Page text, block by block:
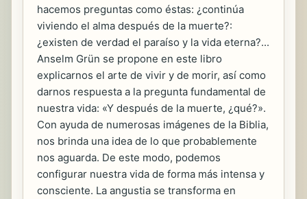
hacemos preguntas como éstas: ¿continúa
viviendo el alma después de la muerte?:
¿existen de verdad el paraíso y la vida eterna?...
Anselm Grün se propone en este libro
explicarnos el arte de vivir y de morir, así como
darnos respuesta a la pregunta fundamental de
nuestra vida: «Y después de la muerte, ¿qué?».
Con ayuda de numerosas imágenes de la Biblia,
nos brinda una idea de lo que probablemente
nos aguarda. De este modo, podemos
configurar nuestra vida de forma más intensa y
consciente. La angustia se transforma en